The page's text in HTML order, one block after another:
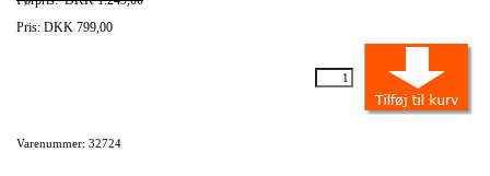
Pris: DKK 799,00
Varenummer: 32724